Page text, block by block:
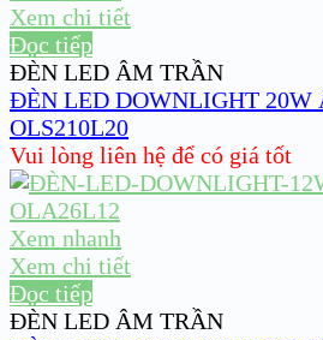
Xem chi tiết
Đọc tiếp
ĐÈN LED ÂM TRẦN
ĐÈN LED DOWNLIGHT 20W
OLS210L20
Vui lòng liên hệ để có giá tốt
Xem nhanh
Xem chi tiết
Đọc tiếp
ĐÈN LED ÂM TRẦN